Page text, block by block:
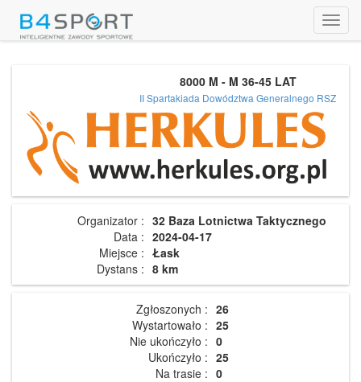
8000 M - M 36-45 LAT
II Spartakiada Dowództwa Generalnego RSZ
Organizator : 32 Baza Lotnictwa Taktycznego
Data : 2024-04-17
Miejsce : Łask
Dystans : 8 km
Zgłoszonych : 26
Wystartowało : 25
Nie ukończyło : 0
Ukończyło : 25
Na trasie : 0